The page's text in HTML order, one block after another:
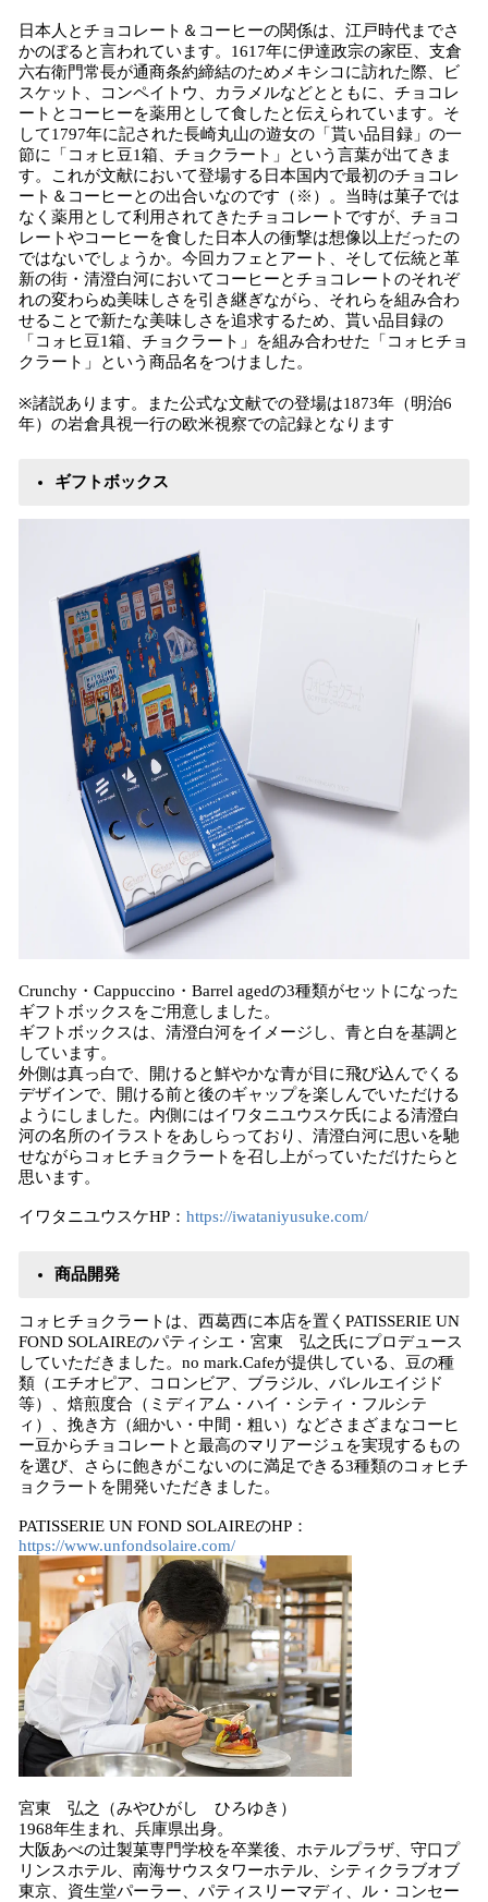
日本人とチョコレート＆コーヒーの関係は、江戸時代までさ
かのぼると言われています。1617年に伊達政宗の家臣、支倉
六右衛門常長が通商条約締結のためメキシコに訪れた際、ビ
スケット、コンペイトウ、カラメルなどとともに、チョコレ
ートとコーヒーを薬用として食したと伝えられています。そ
して1797年に記された長崎丸山の遊女の「貰い品目録」の一
節に「コォヒ豆1箱、チョクラート」という言葉が出てきま
す。これが文献において登場する日本国内で最初のチョコレ
ート＆コーヒーとの出合いなのです（※）。当時は菓子では
なく薬用として利用されてきたチョコレートですが、チョコ
レートやコーヒーを食した日本人の衝撃は想像以上だったの
ではないでしょうか。今回カフェとアート、そして伝統と革
新の街・清澄白河においてコーヒーとチョコレートのそれぞ
れの変わらぬ美味しさを引き継ぎながら、それらを組み合わ
せることで新たな美味しさを追求するため、貰い品目録の
「コォヒ豆1箱、チョクラート」を組み合わせた「コォヒチョ
クラート」という商品名をつけました。
※諸説あります。また公式な文献での登場は1873年（明治6
年）の岩倉具視一行の欧米視察での記録となります
ギフトボックス
Crunchy・Cappuccino・Barrel agedの3種類がセットになった
ギフトボックスをご用意しました。
ギフトボックスは、清澄白河をイメージし、青と白を基調と
しています。
外側は真っ白で、開けると鮮やかな青が目に飛び込んでくる
デザインで、開ける前と後のギャップを楽しんでいただける
ようにしました。内側にはイワタニユウスケ氏による清澄白
河の名所のイラストをあしらっており、清澄白河に思いを馳
せながらコォヒチョクラートを召し上がっていただけたらと
思います。
イワタニユウスケHP： https://iwataniyusuke.com/
商品開発
コォヒチョクラートは、西葛西に本店を置くPATISSERIE UN
FOND SOLAIREのパティシエ・宮東 弘之氏にプロデュース
していただきました。no mark.Cafeが提供している、豆の種
類（エチオピア、コロンビア、ブラジル、バレルエイジド
等）、焙煎度合（ミディアム・ハイ・シティ・フルシテ
ィ）、挽き方（細かい・中間・粗い）などさまざまなコーヒ
ー豆からチョコレートと最高のマリアージュを実現するもの
を選び、さらに飽きがこないのに満足できる3種類のコォヒチ
ョクラートを開発いただきました。
PATISSERIE UN FOND SOLAIREのHP：
https://www.unfondsolaire.com/
宮東 弘之（みやひがし ひろゆき）
1968年生まれ、兵庫県出身。
大阪あべの辻製菓専門学校を卒業後、ホテルプラザ、守口プ
リンスホテル、南海サウスタワーホテル、シティクラブオブ
東京、資生堂パーラー、パティスリーマディ、ル・コンセー